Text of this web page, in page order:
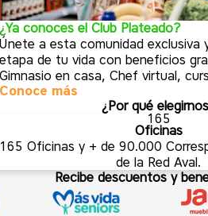
¿Ya conoces el Club Plateado?
Únete a esta comunidad exclusiva
etapa de tu vida con beneficios
Gimnasio en casa, Chef virtual,
Conoce más
¿Por qué
165
Oficinas
165 Oficinas y + de 90.000
de la Red Aval.
Recibe descuentos y